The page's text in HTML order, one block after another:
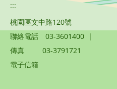
:::
桃園區文中路120號
聯絡電話
03-3601400 |
傳真
03-3791721
電子信箱